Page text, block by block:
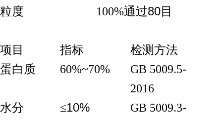
粒度
100%通过80目
项目 指标
检测方法
蛋白质
60%~70%
GB 5009.5-
2016
水分
≤10%
GB 5009.3-